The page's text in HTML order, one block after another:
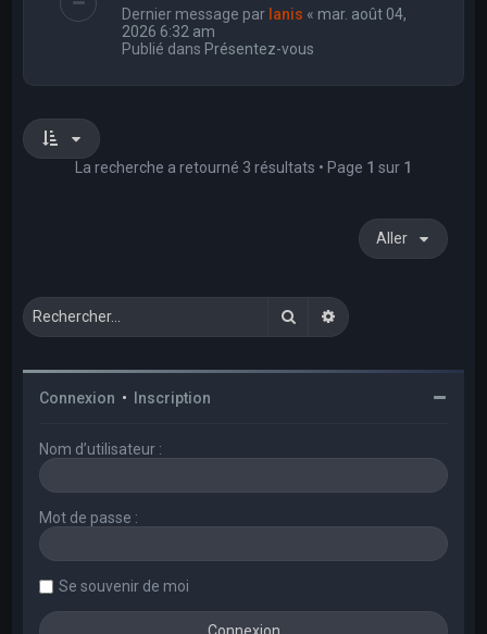
Dernier message par Ianis « mar. août 04,
2026 6:32 am
Publié dans Présentez-vous
La recherche a retourné 3 résultats • Page 1 sur 1
Aller
RechercherRecherche avancée
Connexion • Inscription
Nom d’utilisateur :
Mot de passe :
Se souvenir de moi